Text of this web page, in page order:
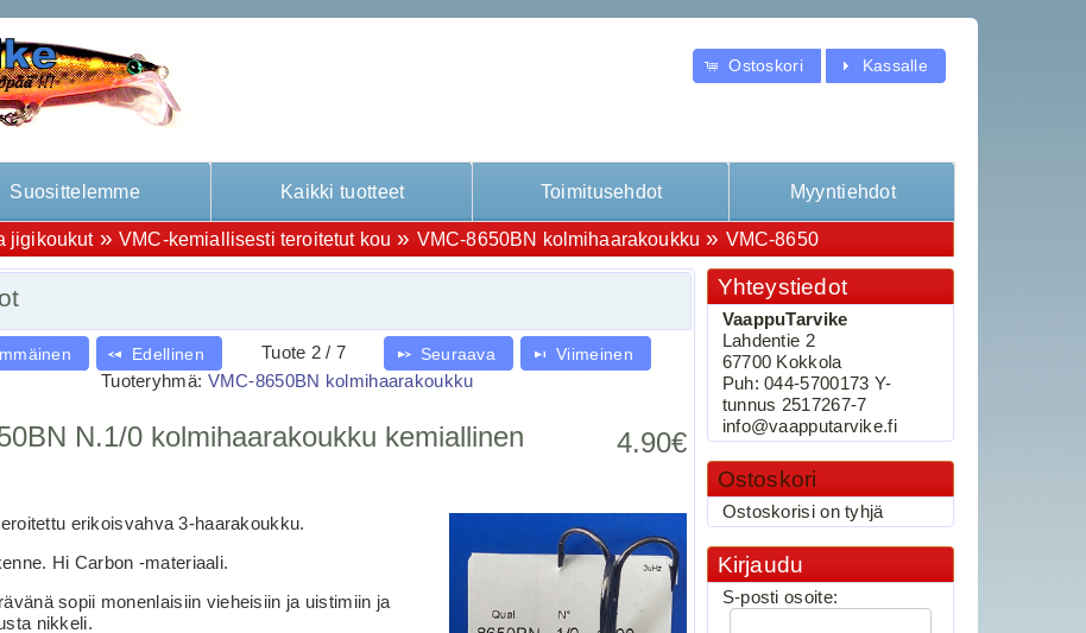
Ostoskori Kassalle
Suosittelemme Kaikki tuotteet Toimitusehdot Myyntiehdot
jigikoukut»VMC-kemiallisesti teroitetut kou » VMC-8650BN kolmihaarakoukku » VMC-8650
Edellinen Tuote 2 / 7 Seuraava
Viimeinen
Tuoteryhmä: VMC-8650BN kolmihaarakoukku
4.90€
N.1/0 kolmihaarakoukku kemiallinen
erikoisvahva 3-haarakoukku.
Hi Carbon -materiaali.
sopii monenlaisiin vieheisiin ja uistimiin ja
nikkeli.
Yhteystiedot
VaappuTarvike
Lahdentie 2
67700 Kokkola
Puh: 044-5700173 Y-
tunnus 2517267-7
info@vaapputarvike.fi
Ostoskori
Ostoskorisi on tyhjä
Kirjaudu
S-posti osoite: